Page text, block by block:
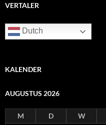
VERTALER
Dutch
KALENDER
AUGUSTUS 2026
M D W